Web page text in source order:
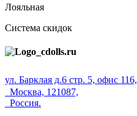
Лояльная
Система скидок
ул. Барклая д.6 стр. 5, офис 116,
Москва, 121087,
Россия.